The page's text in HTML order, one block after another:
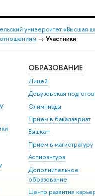
университет «Высшая
→ Участники
ОБРАЗОВАНИЕ
Лицей
Довузовская
Олимпиады
Прием в бакалавриат
Вышка+
Прием в магистратуру
Аспирантура
Дополнительное
образование
Центр развития